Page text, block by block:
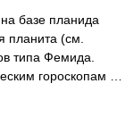
базе планида
планита (см.
типа Фемида.
гороскопам …